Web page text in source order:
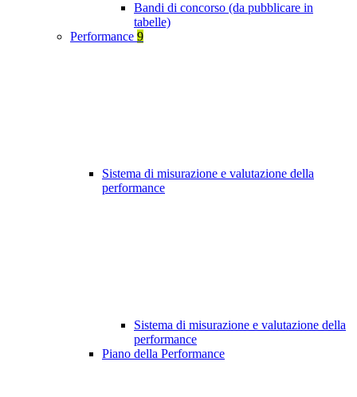
Bandi di concorso (da pubblicare in
tabelle)
Performance 9
Sistema di misurazione e valutazione della
performance
Sistema di misurazione e valutazione della
performance
Piano della Performance